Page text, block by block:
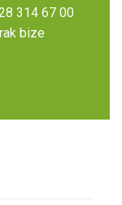
314 67 00
bize